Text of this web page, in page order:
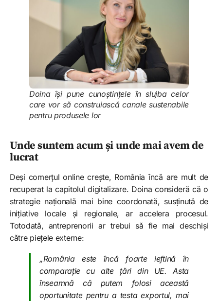
Doina își pune cunoștințele în slujba celor
care vor să construiască canale sustenabile
pentru produsele lor
Unde suntem acum și unde mai avem de
lucrat
Deși comerțul online crește, România încă are mult de
recuperat la capitolul digitalizare. Doina consideră că o
strategie națională mai bine coordonată, susținută de
inițiative locale și regionale, ar accelera procesul.
Totodată, antreprenorii ar trebui să fie mai deschiși
către piețele externe:
„România este încă foarte ieftină în
comparație cu alte țări din UE. Asta
înseamnă că putem folosi această
oportunitate pentru a testa exportul, mai